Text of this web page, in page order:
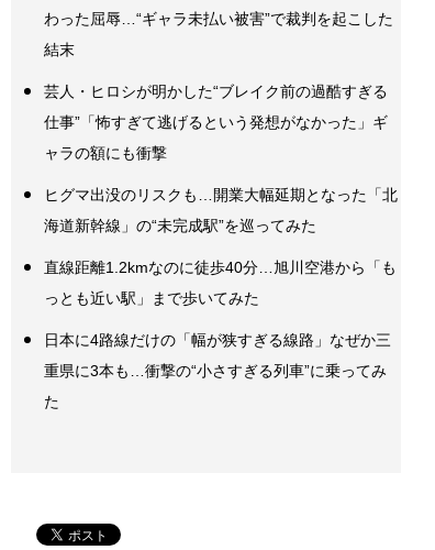
わった屈辱…“ギャラ未払い被害”で裁判を起こした
結末
芸人・ヒロシが明かした“ブレイク前の過酷すぎる
仕事”「怖すぎて逃げるという発想がなかった」ギ
ャラの額にも衝撃
ヒグマ出没のリスクも…開業大幅延期となった「北
海道新幹線」の“未完成駅”を巡ってみた
直線距離1.2kmなのに徒歩40分…旭川空港から「も
っとも近い駅」まで歩いてみた
日本に4路線だけの「幅が狭すぎる線路」なぜか三
重県に3本も…衝撃の“小さすぎる列車”に乗ってみ
た